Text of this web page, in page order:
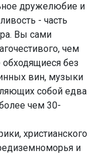
дружелюбие и
- часть
Вы сами
чем
без
вин, музыки
собой едва
чем 30-
христианского
и